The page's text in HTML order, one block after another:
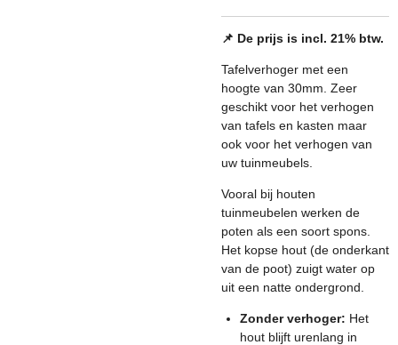
📌 De prijs is incl. 21% btw.
Tafelverhoger met een
hoogte van 30mm. Zeer
geschikt voor het verhogen
van tafels en kasten maar
ook voor het verhogen van
uw tuinmeubels.
Vooral bij houten
tuinmeubelen werken de
poten als een soort spons.
Het kopse hout (de onderkant
van de poot) zuigt water op
uit een natte ondergrond.
Zonder verhoger: Het
hout blijft urenlang in